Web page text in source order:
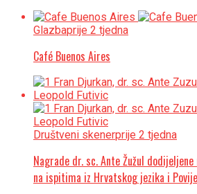
Glazbaprije 2 tjedna
Café Buenos Aires
Društveni skenerprije 2 tjedna
Nagrade dr. sc. Ante Žužul
na ispitima iz Hrvatskog jezika i